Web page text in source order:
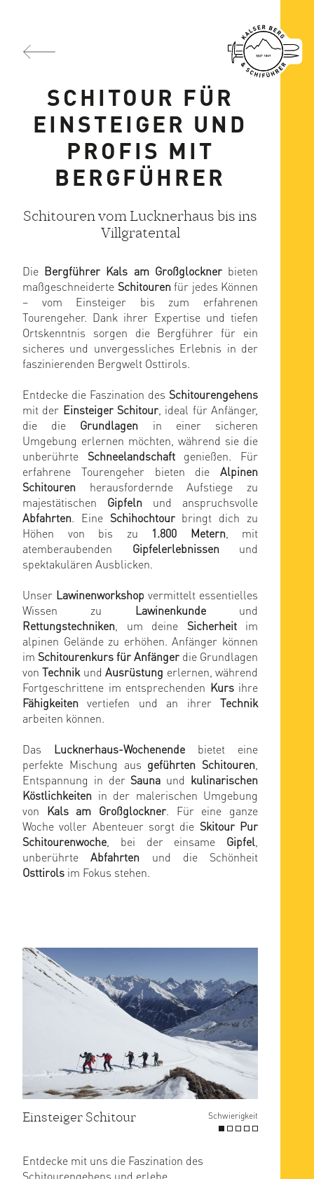
SCHITOUR FÜR
EINSTEIGER UND
PROFIS MIT
BERGFÜHRER
Schitouren vom Lucknerhaus bis ins
Villgratental
Die Bergführer Kals am Großglocknerbieten
maßgeschneiderte Schitourenfür jedes Können
– vom Einsteiger bis zum erfahrenen
Tourengeher. Dank ihrer Expertise und tiefen
Ortskenntnis sorgen die Bergführer für ein
sicheres und unvergessliches Erlebnis in der
faszinierenden Bergwelt Osttirols.
Entdecke die Faszination des Schitourengehens
mit der Einsteiger Schitour , ideal für Anfänger,
die die Grundlagen in einer sicheren
Umgebung erlernen möchten, während sie die
unberührte Schneelandschaftgenießen. Für
erfahrene Tourengeher bieten die Alpinen
Schitouren herausfordernde Aufstiege zu
majestätischen Gipfeln und anspruchsvolle
Abfahrten. Eine Schihochtourbringt dich zu
Höhen von bis zu 1.800 Metern, mit
atemberaubenden Gipfelerlebnissenund
spektakulären Ausblicken.
Unser Lawinenworkshop vermittelt essentielles
Wissen zu Lawinenkundeund
Rettungstechniken , um deine Sicherheitim
alpinen Gelände zu erhöhen. Anfänger können
im Schitourenkurs für Anfänger die Grundlagen
vonTechnik undAusrüstung erlernen, während
Fortgeschrittene im entsprechenden Kursihre
Fähigkeiten vertiefen und an ihrer Technik
arbeiten können.
Das Lucknerhaus-Wochenende bietet eine
perfekte Mischung aus geführten Schitouren
Entspannung in der Sauna und kulinarischen
Köstlichkeiten in der malerischen Umgebung
von Kals am Großglockner. Für eine ganze
Woche voller Abenteuer sorgt die Skitour Pur
Schitourenwoche , bei der einsame Gipfel
unberührteAbfahrten und die Schönheit
Osttirols im Fokus stehen.
Einsteiger Schitour Schwierigkeit
Entdecke mit uns die Faszination des
Schitourengehens und erlebe